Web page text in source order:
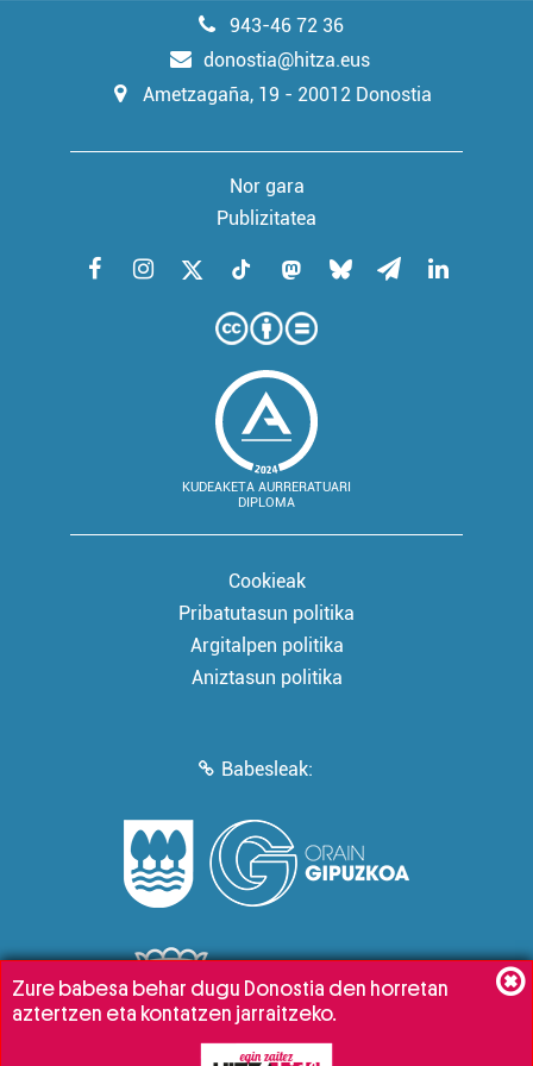
943-46 72 36
donostia@hitza.eus
Ametzagaña, 19 - 20012 Donostia
Nor gara
Publizitatea
KUDEAKETA AURRERATUARI
DIPLOMA
Cookieak
Pribatutasun politika
Argitalpen politika
Aniztasun politika
Babesleak:
Zure babesa behar dugu Donostia den horretan
aztertzen eta kontatzen jarraitzeko.